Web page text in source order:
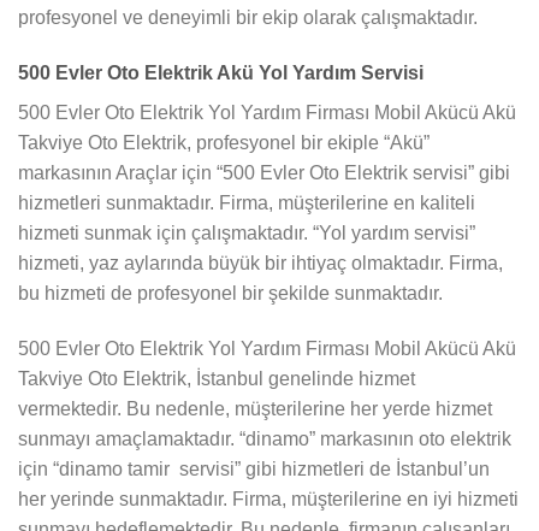
profesyonel ve deneyimli bir ekip olarak çalışmaktadır.
500 Evler Oto Elektrik Akü Yol Yardım Servisi
500 Evler Oto Elektrik Yol Yardım Firması Mobil Akücü Akü
Takviye Oto Elektrik, profesyonel bir ekiple “Akü”
markasının Araçlar için “500 Evler Oto Elektrik servisi” gibi
hizmetleri sunmaktadır. Firma, müşterilerine en kaliteli
hizmeti sunmak için çalışmaktadır. “Yol yardım servisi”
hizmeti, yaz aylarında büyük bir ihtiyaç olmaktadır. Firma,
bu hizmeti de profesyonel bir şekilde sunmaktadır.
500 Evler Oto Elektrik Yol Yardım Firması Mobil Akücü Akü
Takviye Oto Elektrik, İstanbul genelinde hizmet
vermektedir. Bu nedenle, müşterilerine her yerde hizmet
sunmayı amaçlamaktadır. “dinamo” markasının oto elektrik
için “dinamo tamir servisi” gibi hizmetleri de İstanbul’un
her yerinde sunmaktadır. Firma, müşterilerine en iyi hizmeti